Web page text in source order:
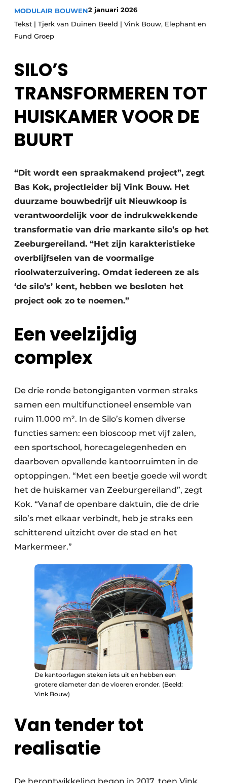
Podcasts
Privacy / Cookie statement
Vacature aanmelden
Video’s
Glas
Modulair bouwen
MODULAIR BOUWEN2 januari 2026
Tekst | Tjerk van Duinen Beeld | Vink Bouw, Elephant en
Fund Groep
SILO’S
TRANSFORMEREN TOT
HUISKAMER VOOR DE
BUURT
“Dit wordt een spraakmakend project”, zegt
Bas Kok, projectleider bij Vink Bouw. Het
duurzame bouwbedrijf uit Nieuwkoop is
verantwoordelijk voor de indrukwekkende
transformatie van drie markante silo’s op het
Zeeburgereiland. “Het zijn karakteristieke
overblijfselen van de voormalige
rioolwaterzuivering. Omdat iedereen ze als
‘de silo’s’ kent, hebben we besloten het
project ook zo te noemen.”
Een veelzijdig
complex
De drie ronde betongiganten vormen straks
samen een multifunctioneel ensemble van
ruim 11.000 m². In de Silo’s komen diverse
functies samen: een bioscoop met vijf zalen,
een sportschool, horecagelegenheden en
daarboven opvallende kantoorruimten in de
optoppingen. “Met een beetje goede wil wordt
het de huiskamer van Zeeburgereiland”, zegt
Kok. “Vanaf de openbare daktuin, die de drie
silo’s met elkaar verbindt, heb je straks een
schitterend uitzicht over de stad en het
Markermeer.”
De kantoorlagen steken iets uit en hebben een
grotere diameter dan de vloeren eronder. (Beeld:
Vink Bouw)
Van tender tot
realisatie